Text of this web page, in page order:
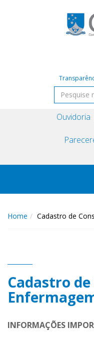
Ouvidoria
Home Cadastro de
Cadastro
INFORMAÇÕES